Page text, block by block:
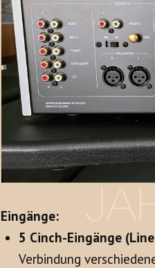
Eingänge:
5 Cinch-Eingänge
Verbindung